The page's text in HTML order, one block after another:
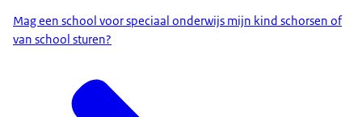
Mag een school voor speciaal onderwijs mijn kind schorsen of
van school sturen?